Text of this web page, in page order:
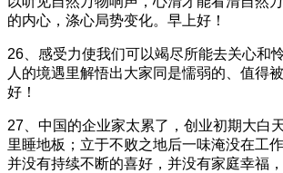
的内心，涤心局势变化。早上好！
26、感受力使我们可以竭尽所能去关心和
人的境遇里解悟出大家同是懦弱的、值得
好！
27、中国的企业家太累了，创业初期大白
里睡地板；立于不败之地后一味淹没在工
并没有持续不断的喜好，并没有家庭幸福